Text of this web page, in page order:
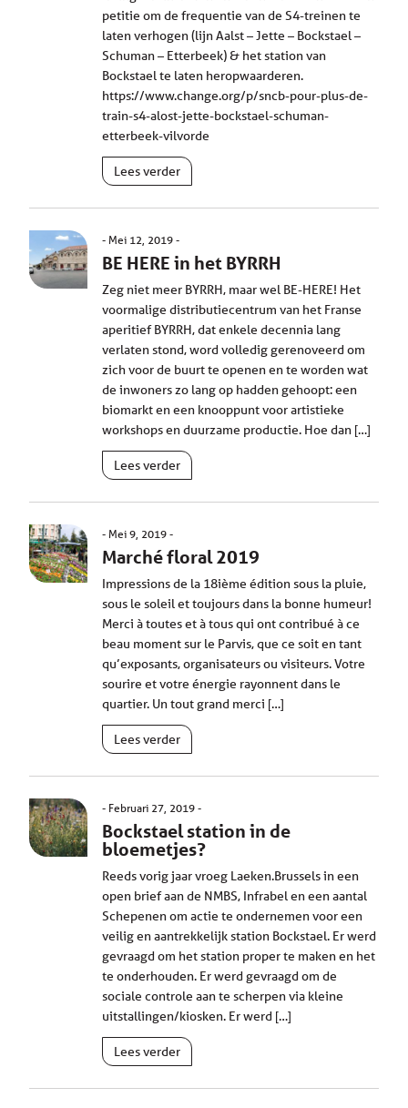
petitie om de frequentie van de S4-treinen te
laten verhogen (lijn Aalst – Jette – Bockstael –
Schuman – Etterbeek) & het station van
Bockstael te laten heropwaarderen.
https://www.change.org/p/sncb-pour-plus-de-
train-s4-alost-jette-bockstael-schuman-
etterbeek-vilvorde
Lees verder
Mei 12, 2019
BE HERE in het BYRRH
Zeg niet meer BYRRH, maar wel BE-HERE! Het
voormalige distributiecentrum van het Franse
aperitief BYRRH, dat enkele decennia lang
verlaten stond, word volledig gerenoveerd om
zich voor de buurt te openen en te worden wat
de inwoners zo lang op hadden gehoopt: een
biomarkt en een knooppunt voor artistieke
workshops en duurzame productie. Hoe dan […]
Lees verder
Mei 9, 2019
Marché floral 2019
Impressions de la 18ième édition sous la pluie,
sous le soleil et toujours dans la bonne humeur!
Merci à toutes et à tous qui ont contribué à ce
beau moment sur le Parvis, que ce soit en tant
qu’exposants, organisateurs ou visiteurs. Votre
sourire et votre énergie rayonnent dans le
quartier. Un tout grand merci […]
Lees verder
Februari 27, 2019
Bockstael station in de
bloemetjes?
Reeds vorig jaar vroeg Laeken.Brussels in een
open brief aan de NMBS, Infrabel en een aantal
Schepenen om actie te ondernemen voor een
veilig en aantrekkelijk station Bockstael. Er werd
gevraagd om het station proper te maken en het
te onderhouden. Er werd gevraagd om de
sociale controle aan te scherpen via kleine
uitstallingen/kiosken. Er werd […]
Lees verder